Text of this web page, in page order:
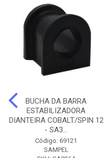
BUCHA DA BARRA
ESTABILIZADORA
DIANTEIRA COBALT/SPIN 12
- SA3...
Código: 69121
SAMPEL